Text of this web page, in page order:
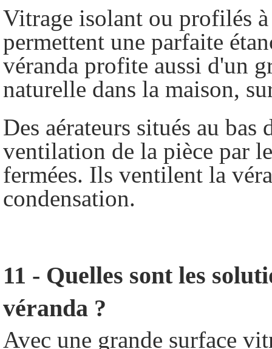
Vitrage isolant ou profilés
permettent une parfaite
véranda profite aussi d'un
naturelle dans la maison,
Des aérateurs situés au bas
ventilation de la pièce par
fermées. Ils ventilent la
condensation.
11 - Quelles sont les
véranda ?
Avec une grande surface